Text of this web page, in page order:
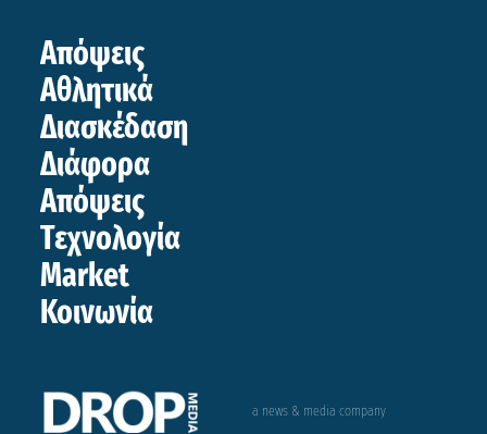
Απόψεις
Αθλητικά
Διασκέδαση
Διάφορα
Απόψεις
Τεχνολογία
Market
Κοινωνία
a news & media company